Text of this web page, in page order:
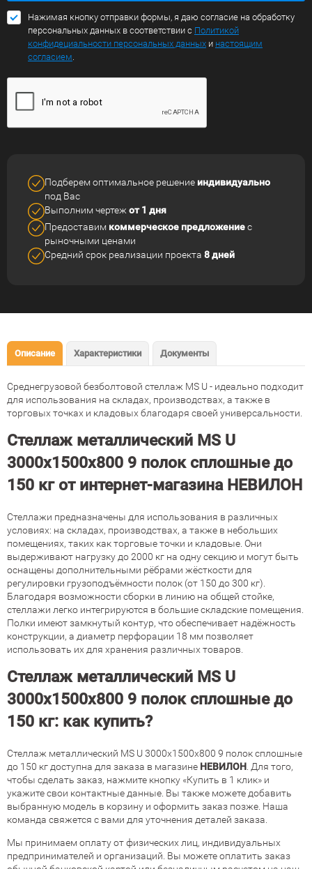
Нажимая кнопку отправки формы, я даю согласие на обработку
персональных данных в соответствии с Политикой
конфидециальности персональных данных и настоящим
согласием
Подберем оптимальное решение индивидуально
под Вас
Выполним чертеж от 1 дня
Предоставим коммерческое предложениес
рыночными ценами
Средний срок реализации проекта 8 дней
Описание Характеристики Документы
Среднегрузовой безболтовой стеллаж MS U - идеально подходит
для использования на складах, производствах, а также в
торговых точках и кладовых благодаря своей универсальности.
Стеллаж металлический MS U
3000х1500х800 9 полок сплошные до
150 кг от интернет-магазина НЕВИЛОН
Стеллажи предназначены для использования в различных
условиях: на складах, производствах, а также в небольших
помещениях, таких как торговые точки и кладовые. Они
выдерживают нагрузку до 2000 кг на одну секцию и могут быть
оснащены дополнительными рёбрами жёсткости для
регулировки грузоподъёмности полок (от 150 до 300 кг).
Благодаря возможности сборки в линию на общей стойке,
стеллажи легко интегрируются в большие складские помещения.
Полки имеют замкнутый контур, что обеспечивает надёжность
конструкции, а диаметр перфорации 18 мм позволяет
использовать их для хранения различных товаров.
Стеллаж металлический MS U
3000х1500х800 9 полок сплошные до
150 кг: как купить?
Стеллаж металлический MS U 3000х1500х800 9 полок сплошные
до 150 кг доступна для заказа в магазине НЕВИЛОН . Для того,
чтобы сделать заказ, нажмите кнопку «Купить в 1 клик» и
укажите свои контактные данные. Вы также можете добавить
выбранную модель в корзину и оформить заказ позже. Наша
команда свяжется с вами для уточнения деталей заказа.
Мы принимаем оплату от физических лиц, индивидуальных
предпринимателей и организаций. Вы можете оплатить заказ